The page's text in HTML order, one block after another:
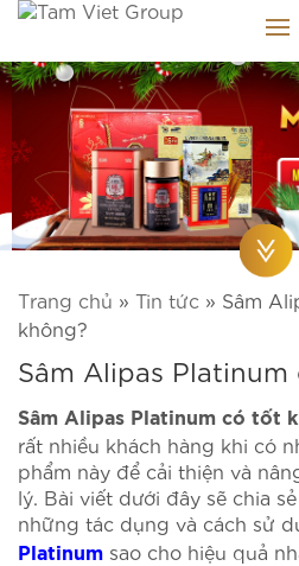
Trang chủ » Tin tức » Sâm
không?
Sâm Alipas
Sâm Alipas Platinum có tốt
rất nhiều khách hàng khi có
phẩm này để cải thiện và
lý. Bài viết dưới đây sẽ chia
những tác dụng và cách sử
Platinum sao cho hiệu quả